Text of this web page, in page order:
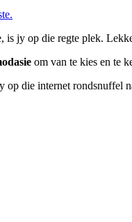
is jy op die regte plek.
om van te kies en te
op die internet rondsnuffel